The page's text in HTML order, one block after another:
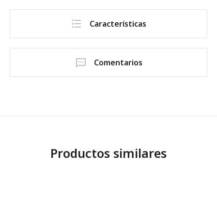
Características
Comentarios
Productos similares